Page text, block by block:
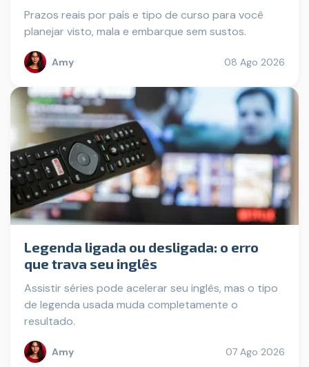
Prazos reais por país e tipo de curso para você
planejar visto, mala e embarque sem sustos.
Amy 08 Ago 2026
Legenda ligada ou desligada: o erro
que trava seu inglês
Assistir séries pode acelerar seu inglês, mas o tipo
de legenda usada muda completamente o
resultado.
Amy 07 Ago 2026